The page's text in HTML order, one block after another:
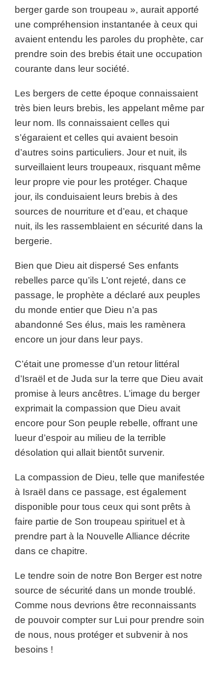
berger garde son troupeau », aurait apporté
une compréhension instantanée à ceux qui
avaient entendu les paroles du prophète, car
prendre soin des brebis était une occupation
courante dans leur société.
Les bergers de cette époque connaissaient
très bien leurs brebis, les appelant même par
leur nom. Ils connaissaient celles qui
s’égaraient et celles qui avaient besoin
d’autres soins particuliers. Jour et nuit, ils
surveillaient leurs troupeaux, risquant même
leur propre vie pour les protéger. Chaque
jour, ils conduisaient leurs brebis à des
sources de nourriture et d’eau, et chaque
nuit, ils les rassemblaient en sécurité dans la
bergerie.
Bien que Dieu ait dispersé Ses enfants
rebelles parce qu’ils L’ont rejeté, dans ce
passage, le prophète a déclaré aux peuples
du monde entier que Dieu n’a pas
abandonné Ses élus, mais les ramènera
encore un jour dans leur pays.
C’était une promesse d’un retour littéral
d’Israël et de Juda sur la terre que Dieu avait
promise à leurs ancêtres. L’image du berger
exprimait la compassion que Dieu avait
encore pour Son peuple rebelle, offrant une
lueur d’espoir au milieu de la terrible
désolation qui allait bientôt survenir.
La compassion de Dieu, telle que manifestée
à Israël dans ce passage, est également
disponible pour tous ceux qui sont prêts à
faire partie de Son troupeau spirituel et à
prendre part à la Nouvelle Alliance décrite
dans ce chapitre.
Le tendre soin de notre Bon Berger est notre
source de sécurité dans un monde troublé.
Comme nous devrions être reconnaissants
de pouvoir compter sur Lui pour prendre soin
de nous, nous protéger et subvenir à nos
besoins !